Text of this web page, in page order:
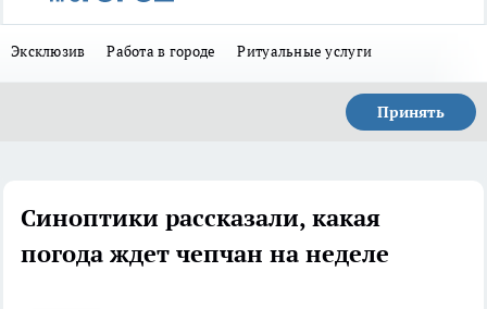
Эксклюзив Работа в городе Ритуальные услуги
Принять
Синоптики рассказали, какая
погода ждет чепчан на неделе